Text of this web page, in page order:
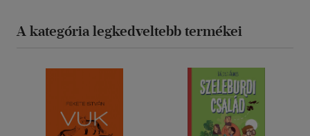
A kategória legkedveltebb termékei